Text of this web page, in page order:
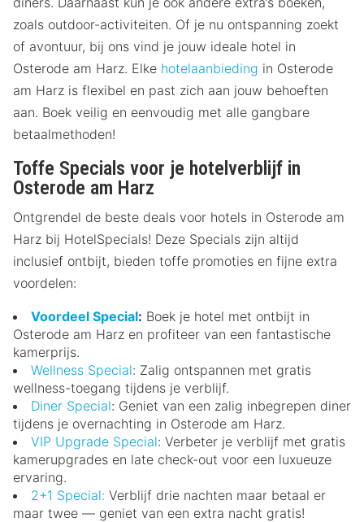
zoals outdoor-activiteiten. Of je nu ontspanning zoekt
of avontuur, bij ons vind je jouw ideale hotel in
Osterode am Harz. Elke hotelaanbieding in Osterode
am Harz is flexibel en past zich aan jouw behoeften
aan. Boek veilig en eenvoudig met alle gangbare
betaalmethoden!
Toffe Specials voor je hotelverblijf in
Osterode am Harz
Ontgrendel de beste deals voor hotels in Osterode am
Harz bij HotelSpecials! Deze Specials zijn altijd
inclusief ontbijt, bieden toffe promoties en fijne extra
voordelen:
Voordeel Special: Boek je hotel met ontbijt in
Osterode am Harz en profiteer van een fantastische
kamerprijs.
Wellness Special: Zalig ontspannen met gratis
wellness-toegang tijdens je verblijf.
Diner Special: Geniet van een zalig inbegrepen diner
tijdens je overnachting in Osterode am Harz.
VIP Upgrade Special: Verbeter je verblijf met gratis
kamerupgrades en late check-out voor een luxueuze
ervaring.
2+1 Special: Verblijf drie nachten maar betaal er
maar twee — geniet van een extra nacht gratis!